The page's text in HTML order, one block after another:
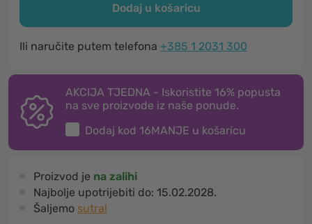
Dodaj u košaricu
Ili naručite putem telefona +385 1 2031 300
AKCIJA TJEDNA - Iskoristite 16% popusta
na sve proizvode iz naše ponude.
Dodaj kod 16MANJE u košaricu
Proizvod je na zalihi
Najbolje upotrijebiti do: 15.02.2028.
Šaljemo sutra!